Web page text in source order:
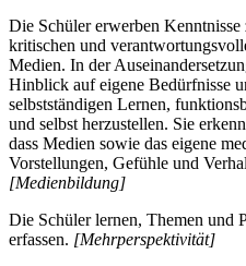
Die Schüler erwerben Kenntnisse
kritischen und
Medien. In der
Hinblick auf eigene Bedürfnisse
selbstständigen Lernen,
und selbst herzustellen. Sie
dass Medien sowie das eigene
Vorstellungen, Gefühle und
[Medienbildung]
Die Schüler lernen, Themen und
erfassen. [Mehrperspektivität]